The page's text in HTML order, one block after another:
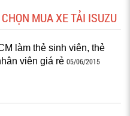
MUA XE TẢI ISUZU
làm thẻ sinh viên, thẻ
viên giá rẻ 05/06/2015